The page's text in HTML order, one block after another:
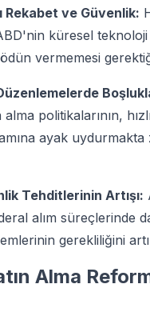
Rekabet ve Güvenlik:
küresel
vermemesi
politikalarının,
ayak uydurmakta
Tehditlerinin Artışı:
alım süreçlerinde
gerekliliğini
Alma